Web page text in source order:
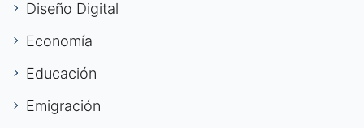
Diseño Digital
Economía
Educación
Emigración